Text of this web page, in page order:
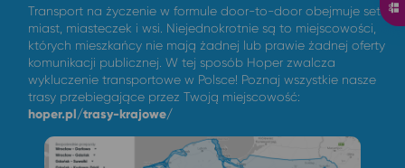
Transport na życzenie w formule door-to-door obejmuje setki
miast, miasteczek i wsi. Niejednokrotnie są to miejscowości,
których mieszkańcy nie mają żadnej lub prawie żadnej oferty
komunikacji publicznej. W tej sposób Hoper zwalcza
wykluczenie transportowe w Polsce! Poznaj wszystkie nasze
trasy przebiegające przez Twoją miejscowość:
hoper.pl/trasy-krajowe/